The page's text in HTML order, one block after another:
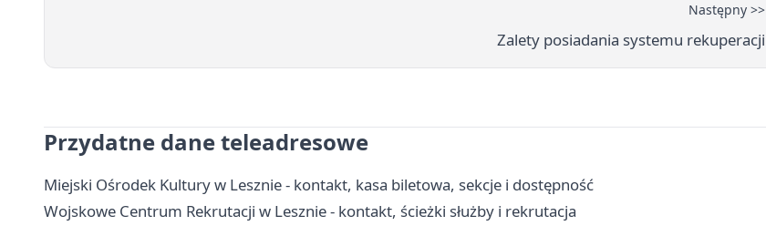
Następny >>
Zalety posiadania systemu rekuperacji
Przydatne dane teleadresowe
Miejski Ośrodek Kultury w Lesznie - kontakt, kasa biletowa, sekcje i dostępność
Wojskowe Centrum Rekrutacji w Lesznie - kontakt, ścieżki służby i rekrutacja